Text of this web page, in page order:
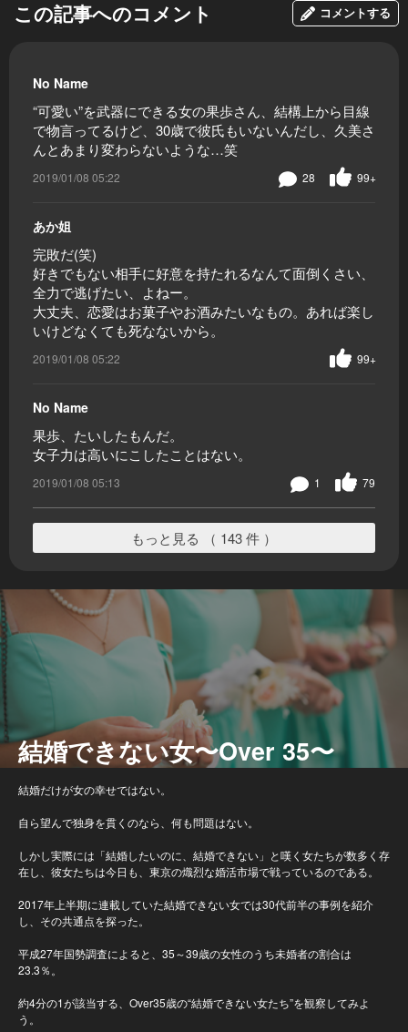
この記事へのコメント コメントする
No Name
“可愛い”を武器にできる女の果歩さん、結構上から目線
で物言ってるけど、30歳で彼氏もいないんだし、久美さ
んとあまり変わらないような…笑
2019/01/08 05:22 99+
28
あか姐
完敗だ(笑)
好きでもない相手に好意を持たれるなんて面倒くさい、
全力で逃げたい、よねー。
大丈夫、恋愛はお菓子やお酒みたいなもの。あれば楽し
いけどなくても死なないから。
2019/01/08 05:22 99+
No Name
果歩、たいしたもんだ。
女子力は高いにこしたことはない。
2019/01/08 05:13 79
1
もっと見る （ 143 件 ）
結婚できない女〜Over 35〜
結婚だけが女の幸せではない。
自ら望んで独身を貫くのなら、何も問題はない。
しかし実際には「結婚したいのに、結婚できない」と嘆く女たちが数多く存
在し、彼女たちは今日も、東京の熾烈な婚活市場で戦っているのである。
2017年上半期に連載していた結婚できない女では30代前半の事例を紹介
し、その共通点を探った。
平成27年国勢調査によると、35～39歳の女性のうち未婚者の割合は
23.3％。
約4分の1が該当する、Over35歳の“結婚できない女たち”を観察してみよ
う。